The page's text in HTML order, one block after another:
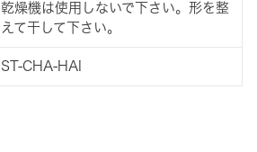
乾燥機は使用しないで下さい。形を整
えて干して下さい。
ST-CHA-HAI